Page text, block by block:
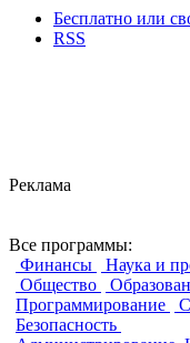
Бесплатно или
RSS
Реклама
Все программы:
Финансы
Наука и
Общество
Программирование
Безопасность